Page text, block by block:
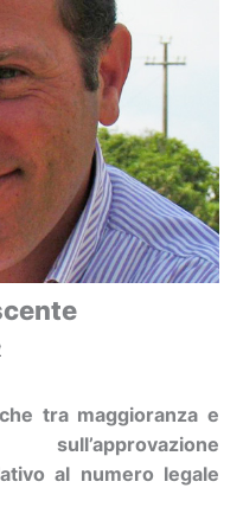
tra maggioranza e
al numero legale